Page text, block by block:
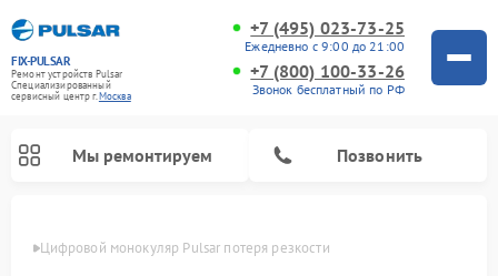
FIX-PULSAR
Ремонт устройств Pulsar
Специализированный
cервисный центр г.Москва
+7 (495) 023-73-25
Ежедневно с 9:00 до 21:00
+7 (800) 100-33-26
Звонок бесплатный по РФ
Мы ремонтируем Позвонить
Цифровой монокуляр Pulsar потеря резкости